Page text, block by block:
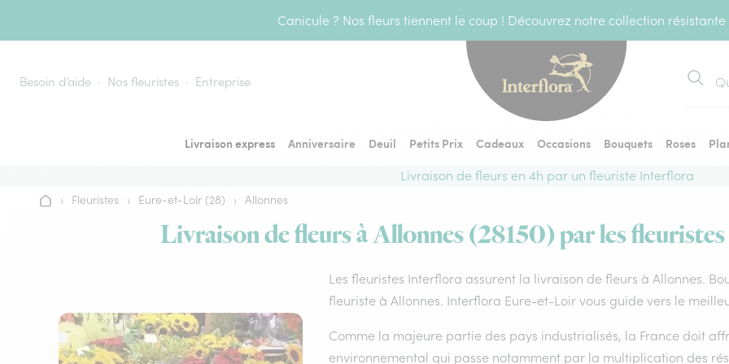
Canicule ? Nos fleurs tiennent le coup ! Découvrez notre collection
Besoin d’aide Nos fleuristes Entreprise
Livraison express Anniversaire Deuil Petits Prix Cadeaux Occasions Bouquets Roses
Livraison de fleurs en 4h par un fleuriste Interflora
Accueil
› Fleuristes › Eure-et-Loir (28) › Allonnes
Livraison de fleurs à Allonnes (28150) par les
Les fleuristes Interflora assurent la livraison de fleurs à Allonnes.
fleuriste à Allonnes. Interflora Eure-et-Loir vous guide vers le
Comme la majeure partie des pays industrialisés, la France doit
environnemental qui passe notamment par la multiplication des